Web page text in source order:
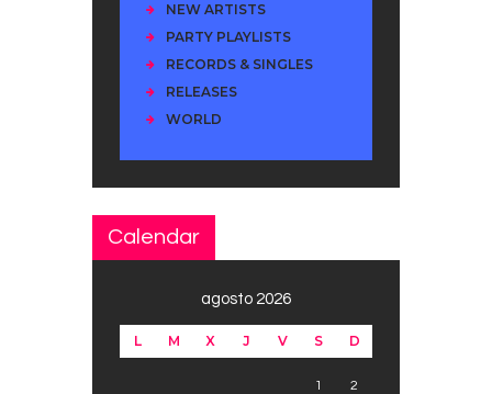
NEW ARTISTS
PARTY PLAYLISTS
RECORDS & SINGLES
RELEASES
WORLD
Calendar
agosto 2026
L M X J V S D
1 2